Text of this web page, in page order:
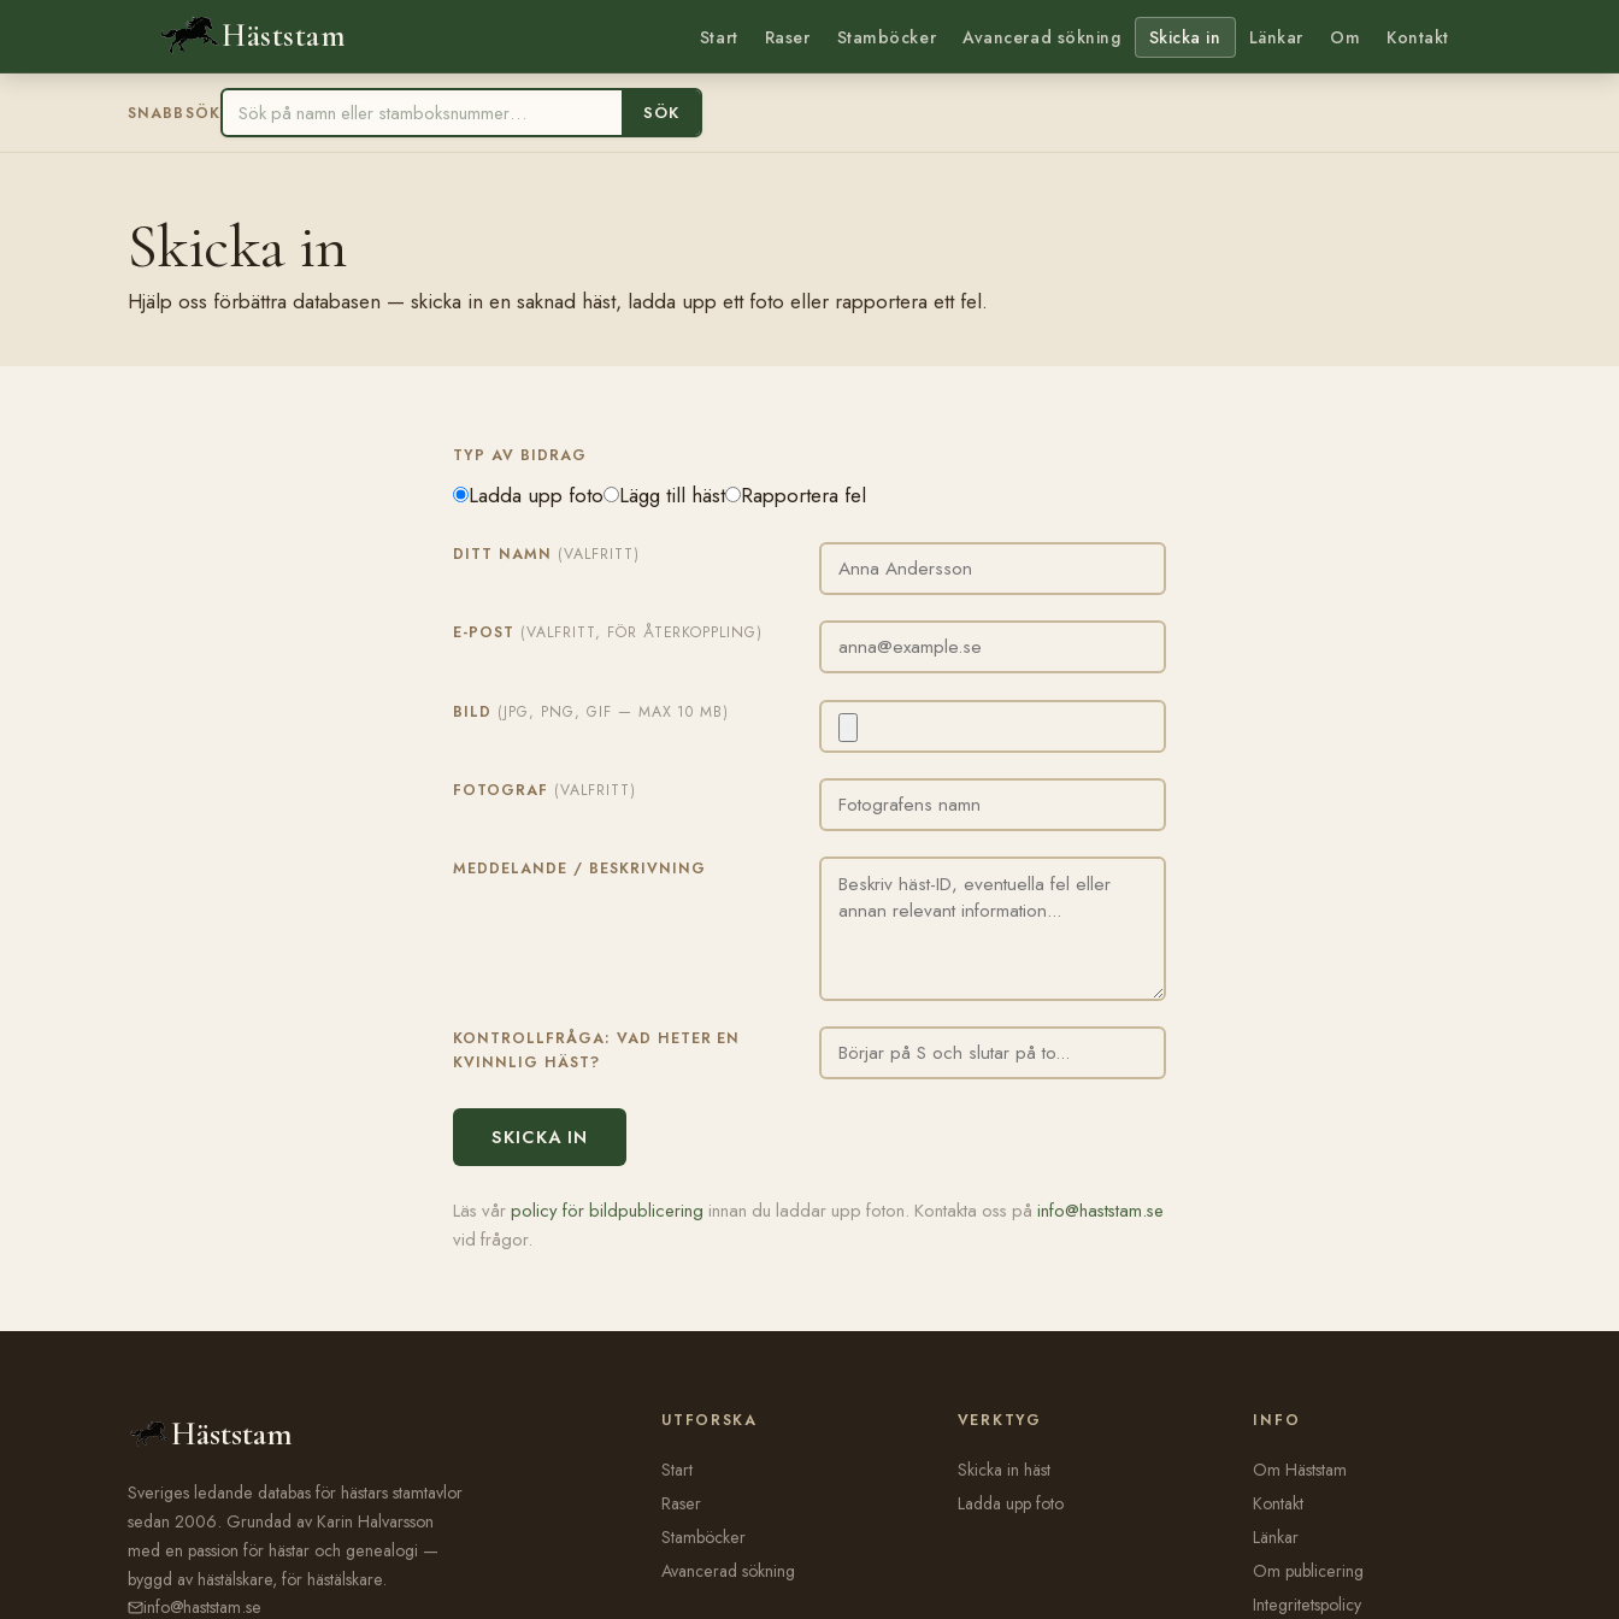
Häststam Start Raser Stamböcker Avancerad sökning Skicka in Länkar Om Kontakt
SNABBSÖK SÖK
Skicka in
Hjälp oss förbättra databasen — skicka in en saknad häst, ladda upp ett foto eller rapportera ett fel.
TYP AV BIDRAG
Ladda upp foto Lägg till häst Rapportera fel
DITT NAMN (VALFRITT)
E-POST (VALFRITT, FÖR ÅTERKOPPLING)
BILD (JPG, PNG, GIF — MAX 10 MB)
FOTOGRAF (VALFRITT)
MEDDELANDE / BESKRIVNING
KONTROLLFRÅGA: VAD HETER EN
KVINNLIG HÄST?
SKICKA IN
Läs vårpolicy för bildpublicering innan du laddar upp foton. Kontakta oss på info@haststam.se
vid frågor.
Häststam
Sveriges ledande databas för hästars stamtavlor
sedan 2006. Grundad av Karin Halvarsson
med en passion för hästar och genealogi —
byggd av hästälskare, för hästälskare.
info@haststam.se
UTFORSKA
Start
Raser
Stamböcker
Avancerad sökning
VERKTYG
Skicka in häst
Ladda upp foto
INFO
Om Häststam
Kontakt
Länkar
Om publicering
Integritetspolicy